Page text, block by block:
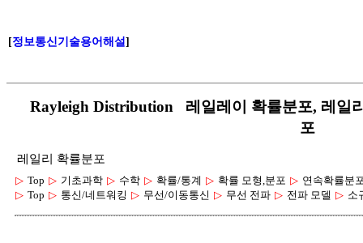
[정보통신기술용어해설]
Rayleigh Distribution 레일레이 확률분포, 레일
포
레일리 확률분포
▷ Top ▷ 기초과학 ▷ 수학 ▷ 확률/통계 ▷ 확률 모형,분포 ▷ 연속확률분
▷ Top ▷ 통신/네트워킹 ▷ 무선/이동통신 ▷ 무선 전파 ▷ 전파 모델 ▷ 소